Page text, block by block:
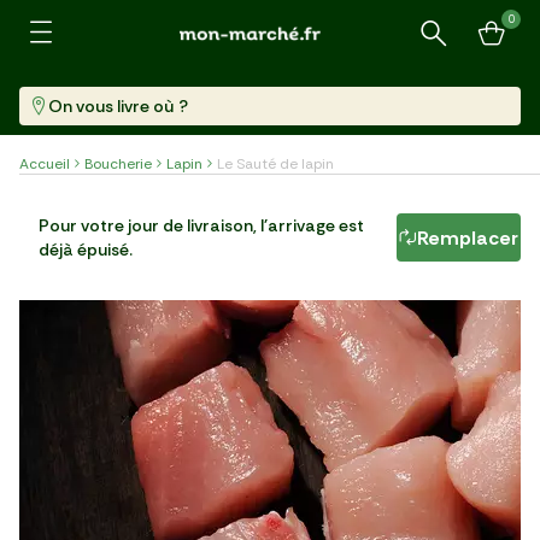
Recherche
0
On vous livre où ?
Accueil Boucherie Lapin Le Sauté de lapin
Barquette (370 G)
Pour votre jour de livraison, l'arrivage est
déjà épuisé.
Remplacer